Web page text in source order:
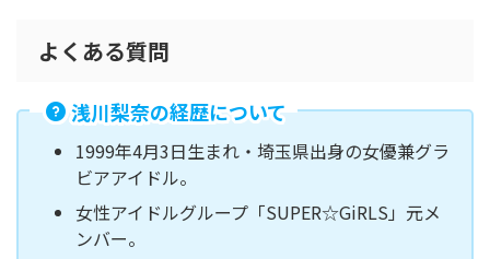
よくある質問
浅川梨奈の経歴について
1999年4月3日生まれ・埼玉県出身の女優兼グラ
ビアアイドル。
女性アイドルグループ「SUPER☆GiRLS」元メ
ンバー。